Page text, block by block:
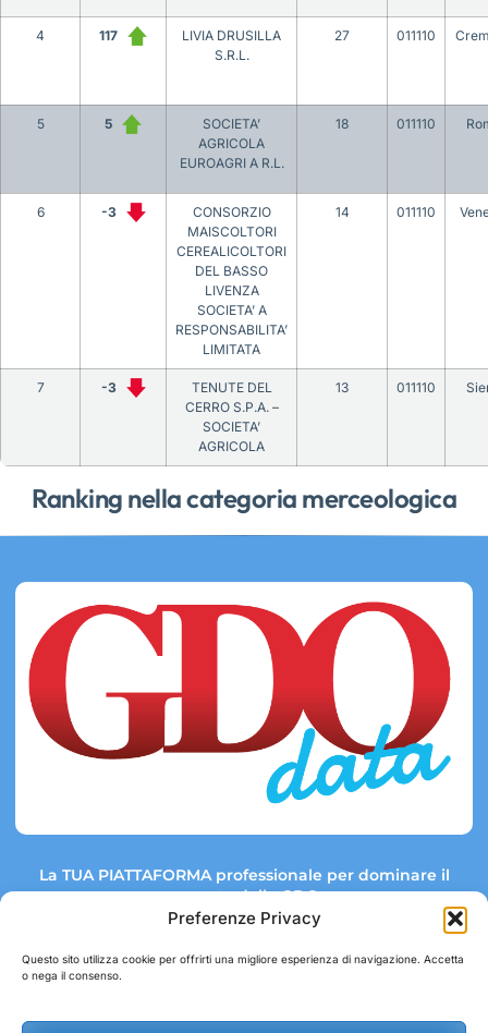
Preferenze Privacy
Questo sito utilizza cookie per offrirti una migliore esperienza di navigazione. Accetta
o nega il consenso.
Ranking nella categoria merceologica
4 117
LIVIA DRUSILLA
S.R.L.
27 011110
5 5
SOCIETA’
AGRICOLA
EUROAGRI A R.L.
18 011110
6 -3
CONSORZIO
MAISCOLTORI
CEREALICOLTORI
DEL BASSO
LIVENZA
SOCIETA’ A
RESPONSABILITA’
LIMITATA
14 011110
7 -3
TENUTE DEL
CERRO S.P.A. –
SOCIETA’
AGRICOLA
13 011110
La TUA PIATTAFORMA professionale per dominare il
mercato della GDO.
Link rapidi: